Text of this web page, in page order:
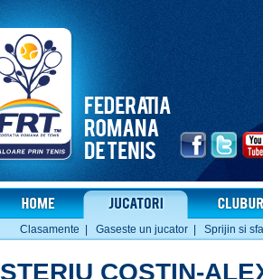
Clasamente Gaseste un jucator| Sprijin si
STERIU COSTIN-